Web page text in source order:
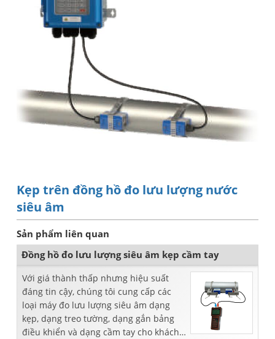
Kẹp trên đồng hồ đo lưu lượng nước
siêu âm
Sản phẩm liên quan
Đồng hồ đo lưu lượng siêu âm kẹp cầm tay
Với giá thành thấp nhưng hiệu suất
đáng tin cậy, chúng tôi cung cấp các
loại máy đo lưu lượng siêu âm dạng
kẹp, dạng treo tường, dạng gắn bảng
điều khiển và dạng cầm tay cho khách